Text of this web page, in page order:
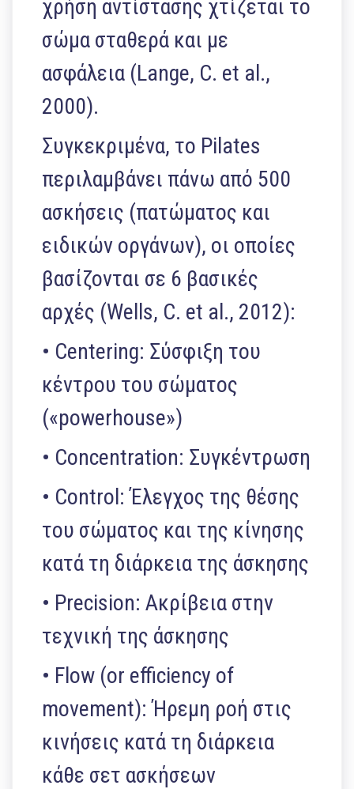
χρήση αντίστασης χτίζεται το
σώμα σταθερά και με
ασφάλεια (Lange, C. et al.,
2000).
Συγκεκριμένα, το Pilates
περιλαμβάνει πάνω από 500
ασκήσεις (πατώματος και
ειδικών οργάνων), οι οποίες
βασίζονται σε 6 βασικές
αρχές (Wells, C. et al., 2012):
• Centering: Σύσφιξη του
κέντρου του σώματος
(«powerhouse»)
• Concentration: Συγκέντρωση
• Control: Έλεγχος της θέσης
του σώματος και της κίνησης
κατά τη διάρκεια της άσκησης
• Precision: Ακρίβεια στην
τεχνική της άσκησης
• Flow (or efficiency of
movement): Ήρεμη ροή στις
κινήσεις κατά τη διάρκεια
κάθε σετ ασκήσεων